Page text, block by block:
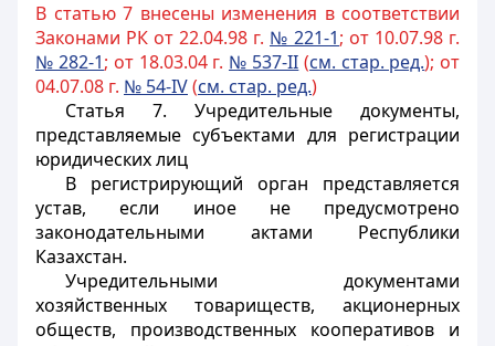
В статью 7 внесены изменения в соответствии
Законами РК от 22.04.98 г. № 221-1; от 10.07.98 г.
№ 282-1; от 18.03.04 г. № 537-II (см. стар. ред.); от
04.07.08 г. № 54-IV(см. стар. ред.)
Статья 7. Учредительные документы,
представляемые субъектами для регистрации
юридических лиц
В регистрирующий орган представляется
устав, если иное не предусмотрено
законодательными актами Республики
Казахстан.
Учредительными документами
хозяйственных товариществ, акционерных
обществ, производственных кооперативов и